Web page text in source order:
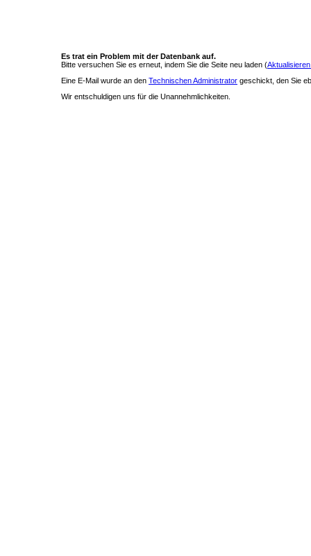
Es trat ein Problem mit der Datenbank auf.
Bitte versuchen Sie es erneut, indem Sie die Seite neu laden (
Eine E-Mail wurde an den Technischen Administrator geschickt, den Sie
Wir entschuldigen uns für die Unannehmlichkeiten.